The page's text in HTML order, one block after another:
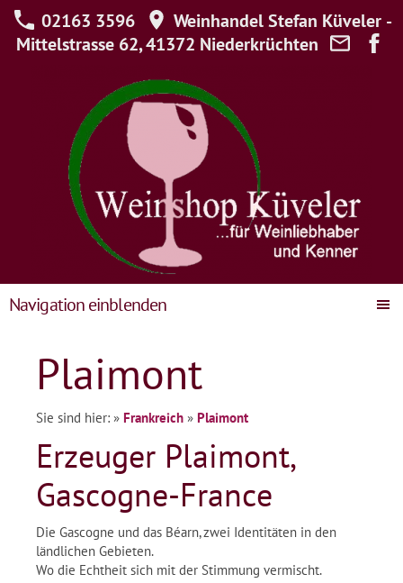
02163 3596
Weinhandel Stefan Küveler -
Mittelstrasse 62, 41372 Niederkrüchten
Navigation einblenden
Plaimont
Sie sind hier: » Frankreich » Plaimont
Erzeuger Plaimont,
Gascogne-France
Die Gascogne und das Béarn, zwei Identitäten in den
ländlichen Gebieten.
Wo die Echtheit sich mit der Stimmung vermischt.